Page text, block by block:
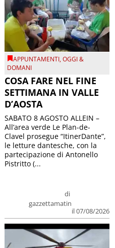
APPUNTAMENTI,OGGI &
DOMANI
COSA FARE NEL FINE
SETTIMANA IN VALLE
D’AOSTA
di
gazzettamatin
il 07/08/2026
SABATO 8 AGOSTO ALLEIN –
All’area verde Le Plan-de-
Clavel prosegue “ItinerDante”,
le letture dantesche, con la
partecipazione di Antonello
Pistritto (...